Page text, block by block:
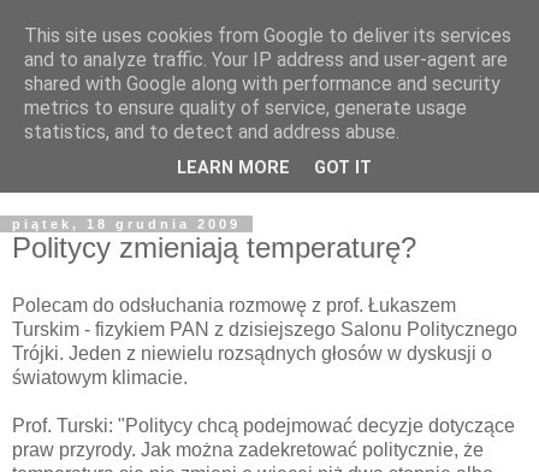
Żyjąc wiarą w REALNYM
świecie
Blog pastora Pawła Bartosika
piątek, 18 grudnia 2009
Politycy zmieniają temperaturę?
Polecam do odsłuchania rozmowę z prof. Łukaszem
Turskim - fizykiem PAN z dzisiejszego Salonu Politycznego
Trójki. Jeden z niewielu rozsądnych głosów w dyskusji o
światowym klimacie.
Prof. Turski: "Politycy chcą podejmować decyzje dotyczące
praw przyrody. Jak można zadekretować politycznie, że
This site uses cookies from Google to deliver its services
and to analyze traffic. Your IP address and user-agent are
shared with Google along with performance and security
metrics to ensure quality of service, generate usage
statistics, and to detect and address abuse.
LEARN MORE GOT IT